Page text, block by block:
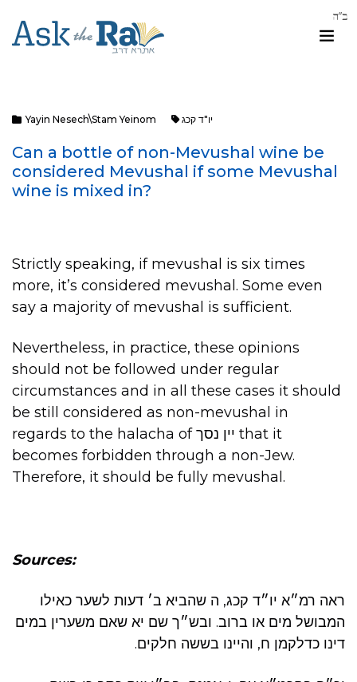
Yayin Nesech\Stam Yeinom יו"ד קכג
Can a bottle of non-Mevushal wine be
considered Mevushal if some Mevushal
wine is mixed in?
Strictly speaking, if mevushal is six times
more, it’s considered mevushal. Some even
say a majority of mevushal is sufficient.
Nevertheless, in practice, these opinions
should not be followed under regular
circumstances and in all these cases it should
be still considered as non-mevushal in
regards to the halacha of יין נסך that it
becomes forbidden through a non-Jew.
Therefore, it should be fully mevushal.
Sources:
ראה רמ״א יו״ד קכג, ה שהביא ב׳ דעות לשער כאילו
המבושל מים או ברוב. ובש״ך שם יא שאם משערין במים
דינו כדלקמן ח, והיינו בששה חלקים.